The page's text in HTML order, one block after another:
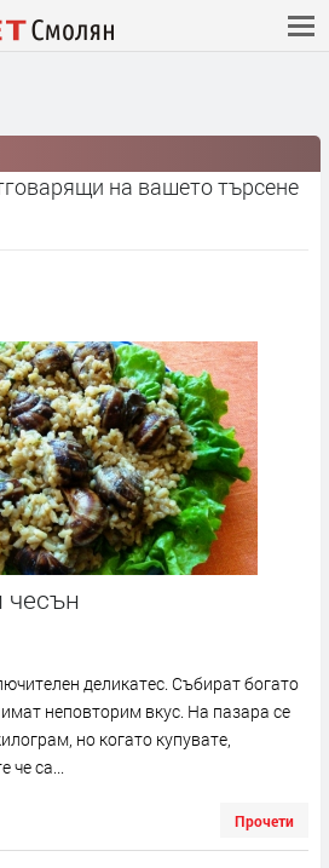
на вашето търсене
чесън
деликатес. Събират богато
неповторим вкус. На пазара се
но когато купувате,
че са...
Прочети